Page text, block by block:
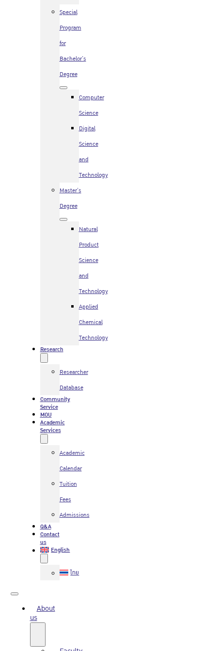
Special
Program
for
Bachelor’s
Degree
Computer
Science
Digital
Science
and
Technology
Master’s
Degree
Natural
Product
Science
and
Technology
Applied
Chemical
Technology
Research
Researcher
Database
Community
Service
MOU
Academic
Services
Academic
Calendar
Tuition
Fees
Admissions
Q&A
Contact
us
English
ไทย
About
us